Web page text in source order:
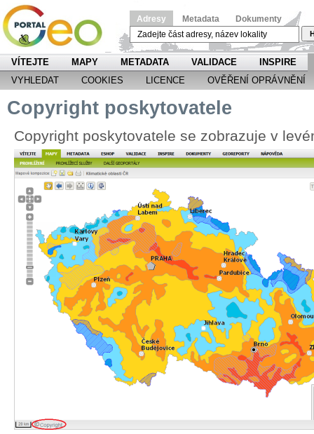
Adresy Metadata Dokumenty
VÍTEJTE MAPY METADATA VALIDACE
INSPIRE
VYHLEDAT
COOKIES LICENCE OVĚŘENÍ OPRÁVNĚNÍ
Copyright poskytovatele
Copyright poskytovatele se zobrazuje v